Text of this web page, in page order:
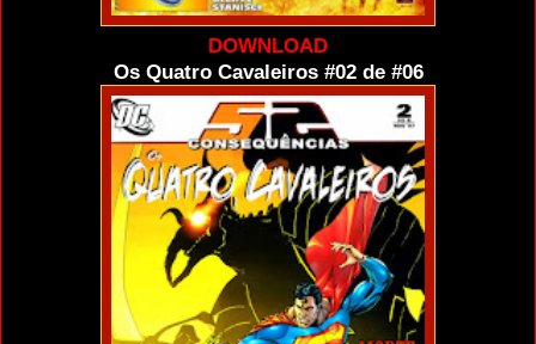
DOWNLOAD
Os Quatro Cavaleiros #02 de #06